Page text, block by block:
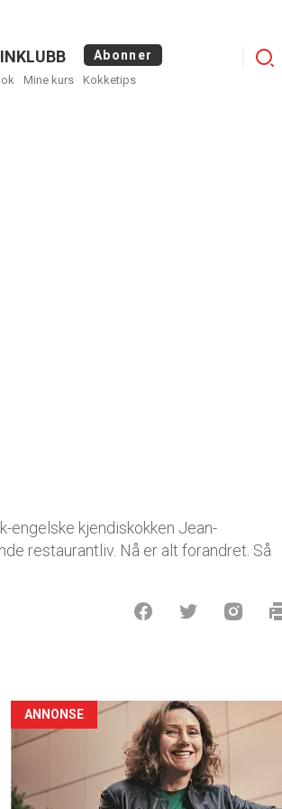
Abonner
Mine kurs Kokketips
Logg
engelske kjendiskokken Jean-
restaurantliv. Nå er alt forandret. Så
ANNONSE